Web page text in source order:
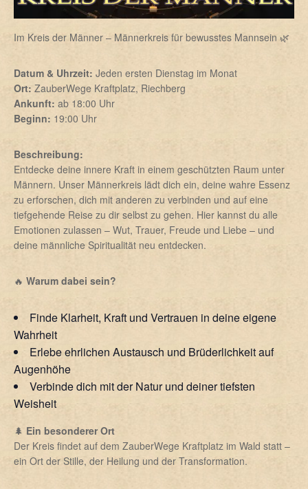
Im Kreis der Männer – Männerkreis für bewusstes Mannsein 🌿
Datum & Uhrzeit: Jeden ersten Dienstag im Monat
Ort: ZauberWege Kraftplatz, Riechberg
Ankunft: ab 18:00 Uhr
Beginn: 19:00 Uhr
Beschreibung:
Entdecke deine innere Kraft in einem geschützten Raum unter
Männern. Unser Männerkreis lädt dich ein, deine wahre Essenz
zu erforschen, dich mit anderen zu verbinden und auf eine
tiefgehende Reise zu dir selbst zu gehen. Hier kannst du alle
Emotionen zulassen – Wut, Trauer, Freude und Liebe – und
deine männliche Spiritualität neu entdecken.
🔥 Warum dabei sein?
Finde Klarheit, Kraft und Vertrauen in deine eigene
Wahrheit
Erlebe ehrlichen Austausch und Brüderlichkeit auf
Augenhöhe
Verbinde dich mit der Natur und deiner tiefsten
Weisheit
🌲 Ein besonderer Ort
Der Kreis findet auf dem ZauberWege Kraftplatz im Wald statt –
ein Ort der Stille, der Heilung und der Transformation.